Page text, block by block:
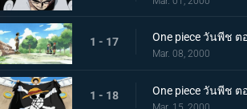
1 - 17
Mar. 08, 2000
1 - 18